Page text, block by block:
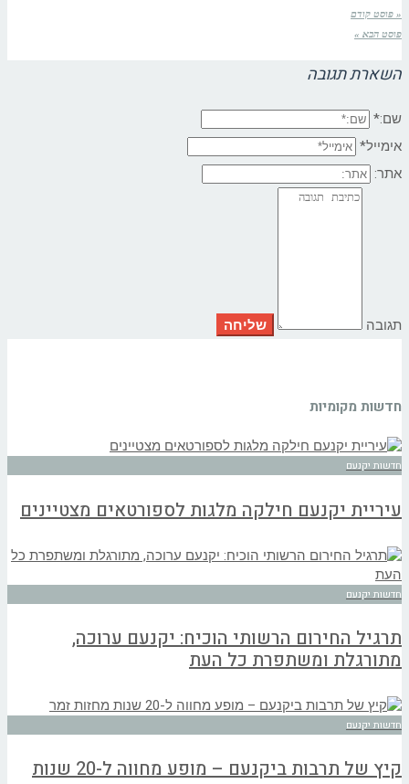
« פוסט קודם
פוסט הבא »
השארת תגובה
שם:*
אימייל*
אתר:
תגובה
חדשות מקומיות
חדשות יקנעם
עיריית יקנעם חילקה מלגות לספורטאים מצטיינים
חדשות יקנעם
תרגיל החירום הרשותי הוכיח: יקנעם ערוכה,
מתורגלת ומשתפרת כל העת
חדשות יקנעם
קיץ של תרבות ביקנעם – מופע מחווה ל-20 שנות